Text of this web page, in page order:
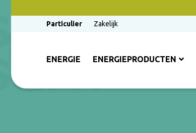
Particulier
Zakelijk
ENERGIE ENERGIEPRODUCTEN